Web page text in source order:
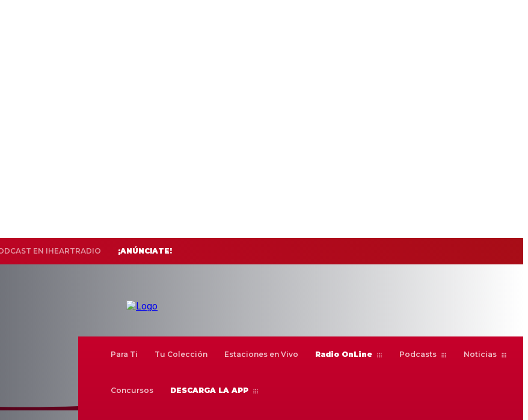
EN IHEARTRADIO ¡ANÚNCIATE!
Para Ti Tu Colección Estaciones en Vivo Radio OnLine Podcasts Noticias
Concursos DESCARGA LA APP